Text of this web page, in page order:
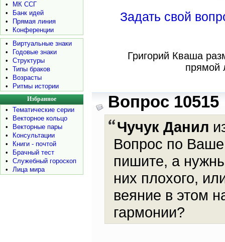
•
МК ССГ
•
Банк идей
•
Прямая линия
•
Конференции
•
Виртуальные знаки
•
Годовые знаки
•
Структуры
•
Типы браков
•
Возрасты
•
Ритмы истории
Избранное
•
Тематические серии
•
Векторное кольцо
•
Векторные пары
•
Консультации
•
Книги - почтой
•
Брачный тест
•
Служебный гороскоп
•
Лица мира
Задать свой
Григорий Кваша
прямой
Вопрос 10515
Чучук Данил
Вопрос по
пишите, а
них плохого,
веяние в этом
гармонии?